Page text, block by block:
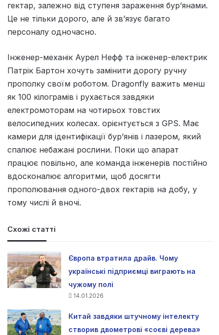
гектар, залежно від ступеня зараження бур’янами.
Це не тільки дорого, але й зв’язує багато
персоналу одночасно.
Інженер-механік Аурел Нефф та інженер-електрик
Патрік Бартон хочуть замінити дорогу ручну
прополку своїм роботом. Dragonfly важить менш
як 100 кілограмів і рухається завдяки
електромоторам на чотирьох товстих
велосипедних колесах. орієнтується з GPS. Має
камери для ідентифікації бур’янів і лазером, який
спалює небажані рослини. Поки що апарат
працює повільно, але команда інженерів постійно
вдосконалює алгоритми, щоб досягти
прополювання одного-двох гектарів на добу, у
тому числі й вночі.
Схожі статті
Європа втратила драйв. Чому
українські підприємці виграють на
чужому полі
14.01.2026
Китай завдяки штучному інтелекту
створив двометрові «соєві дерева»